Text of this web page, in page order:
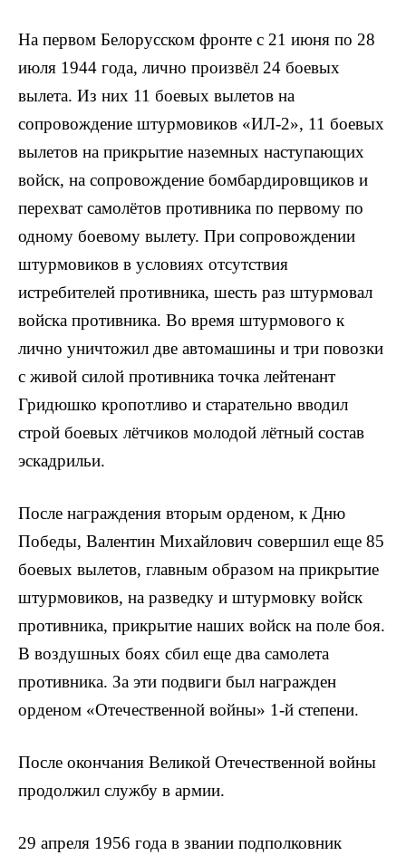
На первом Белорусском фронте с 21 июня по 28
июля 1944 года, лично произвёл 24 боевых
вылета. Из них 11 боевых вылетов на
сопровождение штурмовиков «ИЛ-2», 11 боевых
вылетов на прикрытие наземных наступающих
войск, на сопровождение бомбардировщиков и
перехват самолётов противника по первому по
одному боевому вылету. При сопровождении
штурмовиков в условиях отсутствия
истребителей противника, шесть раз штурмовал
войска противника. Во время штурмового к
лично уничтожил две автомашины и три повозки
с живой силой противника точка лейтенант
Гридюшко кропотливо и старательно вводил
строй боевых лётчиков молодой лётный состав
эскадрильи.
После награждения вторым орденом, к Дню
Победы, Валентин Михайлович совершил еще 85
боевых вылетов, главным образом на прикрытие
штурмовиков, на разведку и штурмовку войск
противника, прикрытие наших войск на поле боя.
В воздушных боях сбил еще два самолета
противника. За эти подвиги был награжден
орденом «Отечественной войны» 1-й степени.
После окончания Великой Отечественной войны
продолжил службу в армии.
29 апреля 1956 года в звании подполковник